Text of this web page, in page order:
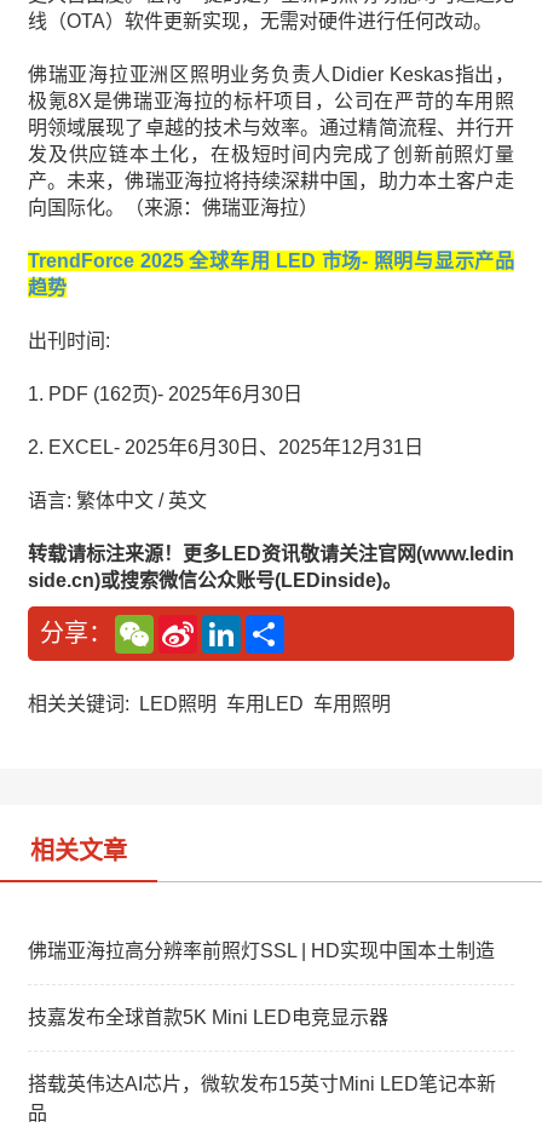
线（OTA）软件更新实现，无需对硬件进行任何改动。
佛瑞亚海拉亚洲区照明业务负责人Didier Keskas指出，
极氪8X是佛瑞亚海拉的标杆项目，公司在严苛的车用照
明领域展现了卓越的技术与效率。通过精简流程、并行开
发及供应链本土化，在极短时间内完成了创新前照灯量
产。未来，佛瑞亚海拉将持续深耕中国，助力本土客户走
向国际化。（来源：佛瑞亚海拉）
TrendForce 2025 全球车用 LED 市场- 照明与显示产品
趋势
出刊时间:
1. PDF (162页)- 2025年6月30日
2. EXCEL- 2025年6月30日、2025年12月31日
语言: 繁体中文 / 英文
转载请标注来源！更多LED资讯敬请关注官网(www.ledin
side.cn)或搜索微信公众账号(LEDinside)。
分享：
W
e
C
a
S
n
W
L
n
e
相关关键词: LED照明 车用LED 车用照明
相关文章
佛瑞亚海拉高分辨率前照灯SSL | HD实现中国本土制造
技嘉发布全球首款5K Mini LED电竞显示器
搭载英伟达AI芯片，微软发布15英寸Mini LED笔记本新
品